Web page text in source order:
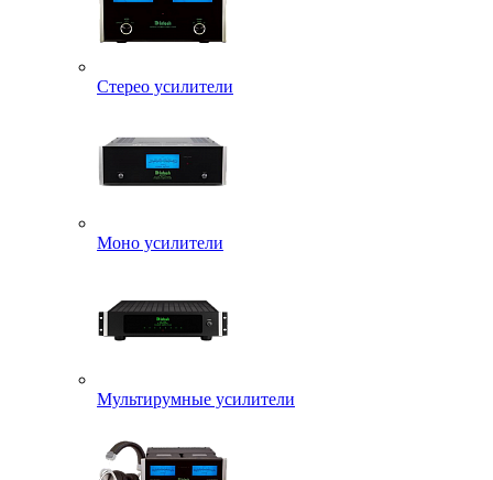
Стерео усилители
Моно усилители
Мультирумные усилители